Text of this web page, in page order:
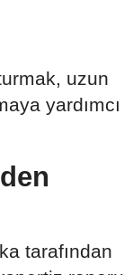
uzun
yardımcı
tarafından